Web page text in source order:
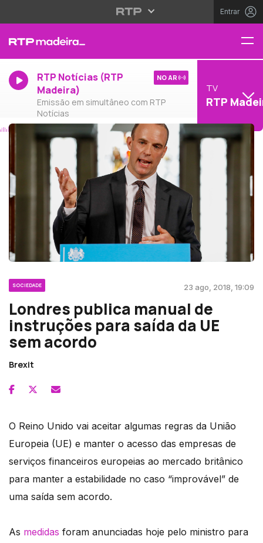
Entrar
RTP Notícias (RTP
Madeira)
Emissão em simultâneo com RTP
Notícias
NO AR
TV
RTP
SOCIEDADE 23 ago, 2018, 19:09
Londres publica manual de
instruções para saída da UE
sem acordo
Brexit
O Reino Unido vai aceitar algumas regras da União
Europeia (UE) e manter o acesso das empresas de
serviços financeiros europeias ao mercado britânico
para manter a estabilidade no caso “improvável” de
uma saída sem acordo.
As medidas foram anunciadas hoje pelo ministro para